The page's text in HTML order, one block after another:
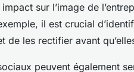
sur l’image de
il est crucial
de les rectifier avant
peuvent également